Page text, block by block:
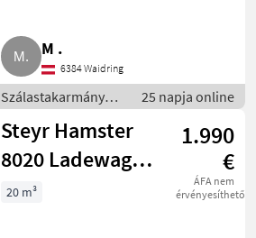
M .
6384 Waidring
Szálastakarmány
betakarítók /
Rendfelszedő
pótkocsi
25 napja online
Steyr Hamster
8020 Ladewagen
mit Zwilling
1.990
€
ÁFA nem
érvényesíthető
20 m³